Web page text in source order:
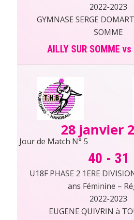
2022-2023
GYMNASE SERGE
SOMME
AILLY SUR SOMME vs
28 janvier
Jour de Match N° 5
40 - 31
U18F PHASE 2 1ERE
ans Féminine –
2022-2023
EUGENE QUIVRIN à